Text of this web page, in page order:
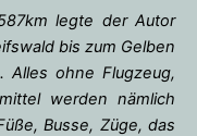
legte der Autor
bis zum Gelben
Alles ohne Flugzeug,
werden nämlich
Busse, Züge, das